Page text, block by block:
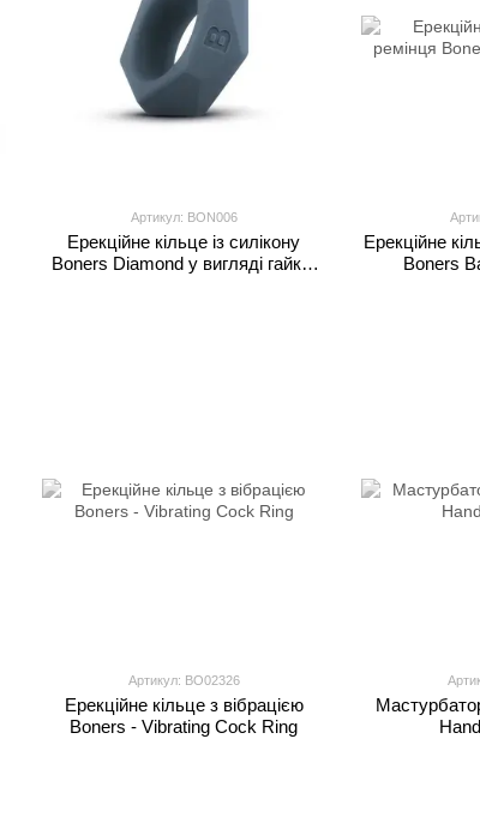
Артикул: BON006
Ерекційне кільце із силікону
Boners Diamond у вигляді гайки,
Ерекційне
Boners
Артикул: BO02326
Ерекційне кільце з вібрацією
Boners - Vibrating Cock Ring